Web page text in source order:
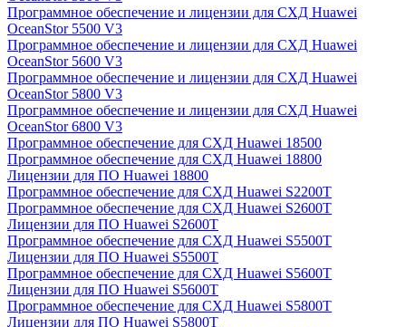
Программное обеспечение и лицензии для СХД Huawei
OceanStor 5500 V3
Программное обеспечение и лицензии для СХД Huawei
OceanStor 5600 V3
Программное обеспечение и лицензии для СХД Huawei
OceanStor 5800 V3
Программное обеспечение и лицензии для СХД Huawei
OceanStor 6800 V3
Программное обеспечение для СХД Huawei 18500
Программное обеспечение для СХД Huawei 18800
Лицензии для ПО Huawei 18800
Программное обеспечение для СХД Huawei S2200T
Программное обеспечение для СХД Huawei S2600T
Лицензии для ПО Huawei S2600T
Программное обеспечение для СХД Huawei S5500T
Лицензии для ПО Huawei S5500T
Программное обеспечение для СХД Huawei S5600T
Лицензии для ПО Huawei S5600T
Программное обеспечение для СХД Huawei S5800T
Лицензии для ПО Huawei S5800T